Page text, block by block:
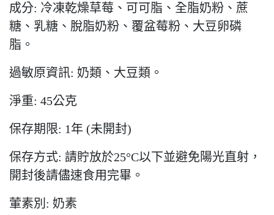
成分: 冷凍乾燥草莓、可可脂、全脂奶粉、蔗
糖、乳糖、脫脂奶粉、覆盆莓粉、大豆卵磷
脂。
過敏原資訊: 奶類、大豆類。
淨重: 45公克
保存期限: 1年 (未開封)
保存方式: 請貯放於25°C以下並避免陽光直射，
開封後請儘速食用完畢。
葷素別: 奶素